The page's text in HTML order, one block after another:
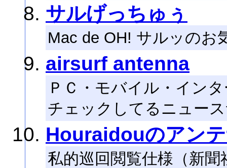
サルげっちゅぅ
Mac de OH! サルッのお
airsurf antenna
ＰＣ・モバイル・イン
チェックしてるニュー
Houraidouのアン
私的巡回閲覧仕様（新